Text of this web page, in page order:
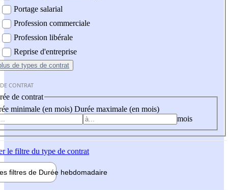
Portage salarial
Profession commerciale
Profession libérale
Reprise d'entreprise
de types de contrat
CONTRAT
de contrat
minimale (en mois) Durée maximale (en mois)
mois
le filtre du type de contrat
filtres de Durée hebdomadaire